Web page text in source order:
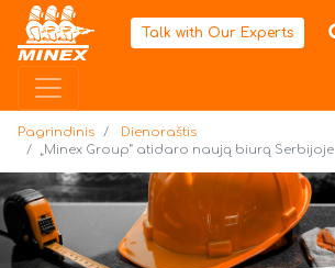
Pagrindinis
Talk with Our Experts
Pagrindinis
Dienoraštis
„Minex Group“ atidaro naują biurą Serbijoje